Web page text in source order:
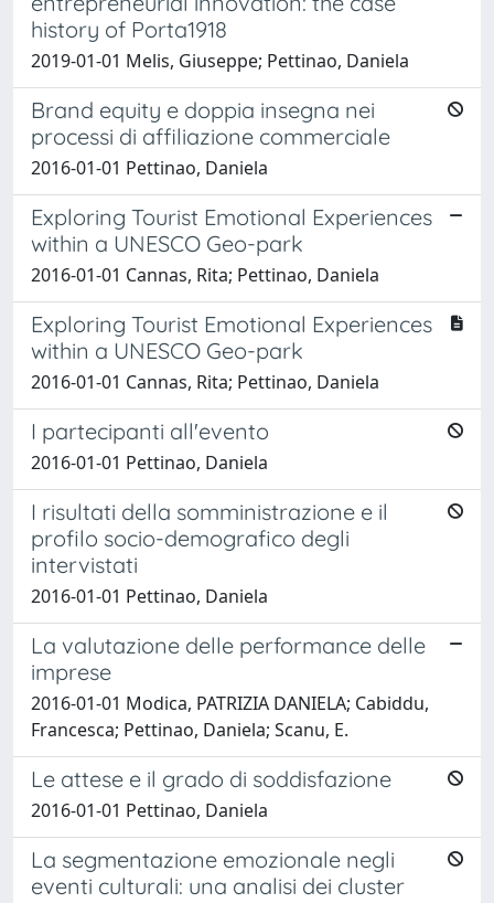
history of Porta1918
2019-01-01 Melis, Giuseppe; Pettinao, Daniela
Brand equity e doppia insegna nei
processi di affiliazione commerciale
2016-01-01 Pettinao, Daniela
Exploring Tourist Emotional Experiences
within a UNESCO Geo-park
2016-01-01 Cannas, Rita; Pettinao, Daniela
Exploring Tourist Emotional Experiences
within a UNESCO Geo-park
2016-01-01 Cannas, Rita; Pettinao, Daniela
I partecipanti all'evento
2016-01-01 Pettinao, Daniela
I risultati della somministrazione e il
profilo socio-demografico degli
intervistati
2016-01-01 Pettinao, Daniela
La valutazione delle performance delle
imprese
2016-01-01 Modica, PATRIZIA DANIELA; Cabiddu,
Francesca; Pettinao, Daniela; Scanu, E.
Le attese e il grado di soddisfazione
2016-01-01 Pettinao, Daniela
La segmentazione emozionale negli
eventi culturali: una analisi dei cluster